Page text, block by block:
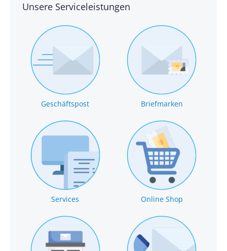
Unsere Serviceleistungen
Geschäftspost Briefmarken
Services Online Shop